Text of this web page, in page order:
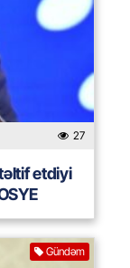
27
etdiyi
Gündəm